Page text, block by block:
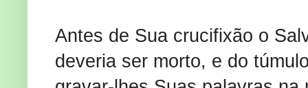
Antes de Sua crucifixão o
deveria ser morto, e do